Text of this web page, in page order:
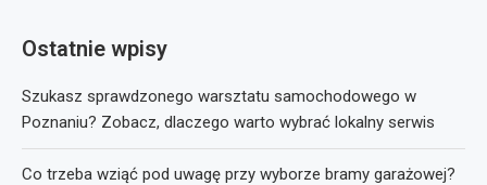
Ostatnie wpisy
Szukasz sprawdzonego warsztatu samochodowego w
Poznaniu? Zobacz, dlaczego warto wybrać lokalny serwis
Co trzeba wziąć pod uwagę przy wyborze bramy garażowej?